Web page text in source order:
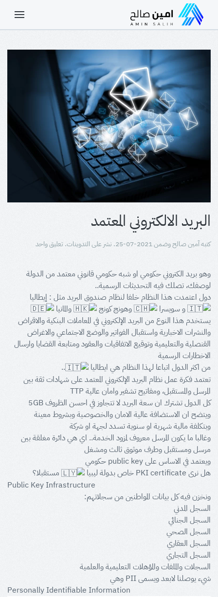
البريد الالكتروني المعتمد
كتبهآمين صالحوضمن2021-07-25 . نشر علىالتدوينات.تعليق واحد
وهو بريد الكتروني حكومي او شبه حكومي قانوني معتمد من الدولة
لوصفك، تصلك فيه التحديثات الرسمية..
دول اعتمدت هذا النظام خلفا لنظام صندوق البريد مثل : إيطاليا
و سويسرا
وهونج كونج
والمانيا
يستخدم هذا النوع من البريد الإلكتروني في المعاملات البنكية والاقراض
والنشرات الاخبارية واستقبال الفواتير والوضع الاجتماعي والاغراض
القنصلية والتعليمية وتوقيع الاتفاقيات والعقود ومتابعة القضايا وارسال
الاخطارات الرسمية
من اكثر الدول اتباعا لهذا النظام هي ايطاليا
..
تعتمد فكرة عمل نظام البريد الإلكتروني المعتمد على شهادات ثقة بين
المرسل والمستقبل، ومفاتيح تشفير وامان عالية TTP
كل الدول تشترك ان سعة البريد لا تتجاوز في احسن الظروف 5GB
ويتضح ان الاستضافة عالية الامان والخصوصية وبشروط معينة
وبتكلفة مالية شهرية او سنوية تسدد لجهة او شركة
وغالبا ما يكون المرسل معروف لمزود الخدمة.. اي هي دائرة مغلقة بين
مرسل ومستقبل وطرف موثوق ثالث ومشغل
ويعتمد في الاساس على public key حكومي
هل نرى PKI certificate خاص بدولة ليبيا
مستقبلا؟
Public Key Infrastructure
ونخزن فيه كل بيانات المواطنين من سجلاتهم:
السجل المدني
السجل الجنائي
السجل الصحي
السجل العقاري
السجل التجاري
السجلات والملفات والمؤهلات التعليمية والعلمية
شيء يوصلنا لابعد ويسمى PII وهي
Personally Identifiable Information